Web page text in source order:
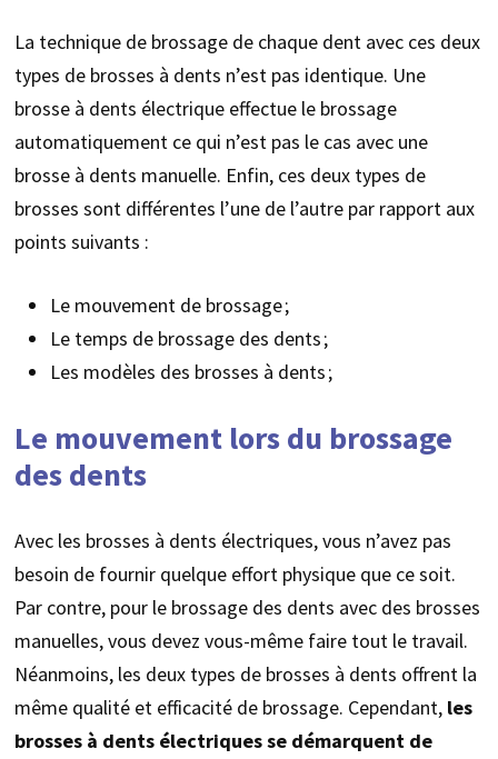
La technique de brossage de chaque dent avec ces deux
types de brosses à dents n’est pas identique. Une
brosse à dents électrique effectue le brossage
automatiquement ce qui n’est pas le cas avec une
brosse à dents manuelle. Enfin, ces deux types de
brosses sont différentes l’une de l’autre par rapport aux
points suivants :
Le mouvement de brossage ;
Le temps de brossage des dents ;
Les modèles des brosses à dents ;
Le mouvement lors du brossage
des dents
Avec les brosses à dents électriques, vous n’avez pas
besoin de fournir quelque effort physique que ce soit.
Par contre, pour le brossage des dents avec des brosses
manuelles, vous devez vous-même faire tout le travail.
Néanmoins, les deux types de brosses à dents offrent la
même qualité et efficacité de brossage. Cependant, les
brosses à dents électriques se démarquent de